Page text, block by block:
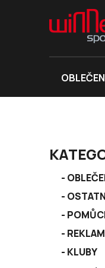
P
o
Přeskočit
KLUBY